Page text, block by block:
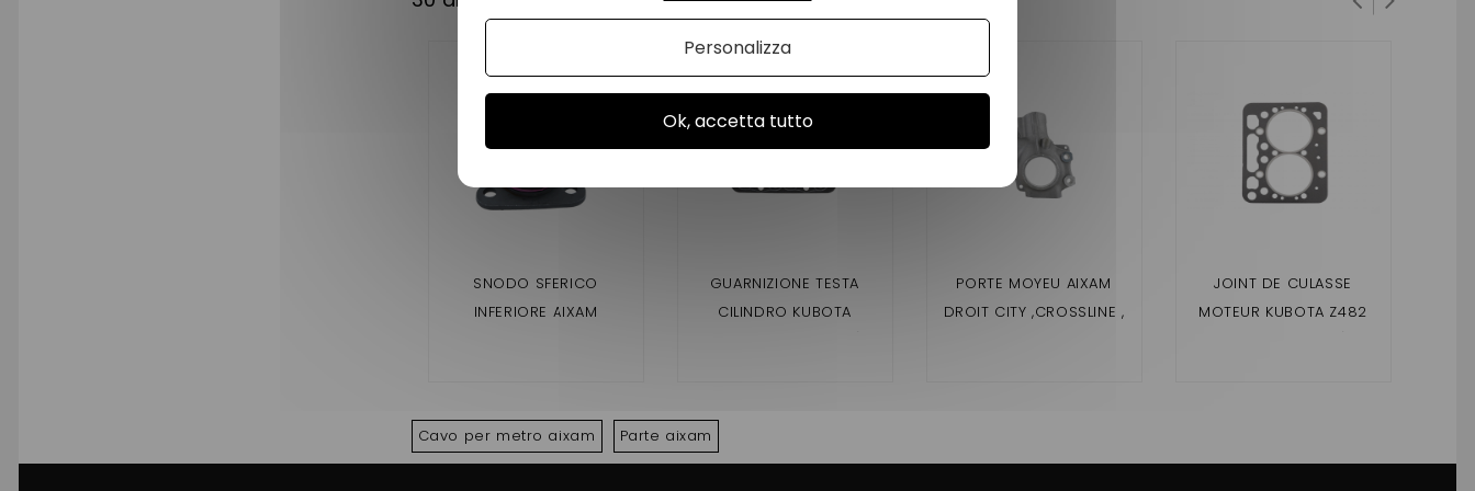
SNODO SFERICO
INFERIORE AIXAM
CROSSOVER,MEGA
GUARNIZIONE TESTA
CILINDRO KUBOTA
PORTE MOYEU AIXAM
DROIT CITY ,CROSSLINE ,
JOINT DE CULASSE
MOTEUR KUBOTA Z482
Cavo per metro aixam Parte aixam
Ok, accetta tutto
Personalizza